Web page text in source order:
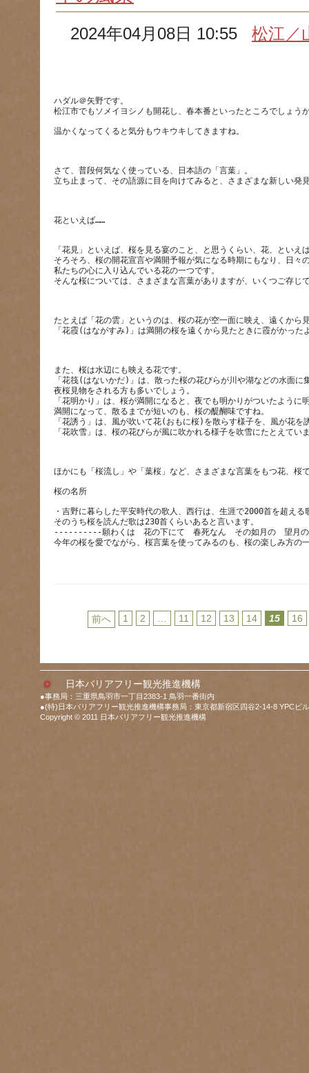
2024年04月08日 10:55松江／
ハダル＠矢野です。
さて、普段何気なく使っている、日本語の「言葉」。
「花見」といえば、桜を見る宴のこと、と思うくらい、花、といえ
そろそろ、桜の開花宣言や満開予報が気になる時期にもなり、日々
私たちの心に入り込んでいる花の一つです。
たとえば「花の雲」というのは、桜の花が空一面に映え、遠くから
また、桜は水辺にも映える花です。
「花筏(はないかだ)」は、散った桜の花びらが川や湖などの水面
夜桜見物をされる方も多いでしょう。
「花明かり」は、桜が満開になると、夜でも明かりがついたよう
満開になって、散るまでが短いのも、桜の醍醐味ですね。
「花誘う」は、風が吹いて花(おもに桜)を散らす様子を、風が花を
ほかにも「桜流し」や「葉桜」など、さまざまな言葉をもつ花、
・吉野に暮らした平安時代の歌人、西行は、生涯で2000首を超える
そのうち桜を読んだ歌は230首くらいあると言います。
----------願わくは　花の下にて　春死なん　その如月の　望
前へ 1 2 11 12 13 14 15 16
日本バリアフリー観光推進機構
●事務局：三重県鳥羽市一丁目2383-1 鳥羽一番街内
●(特)日本バリアフリー観光推進機構事務局：東京都新宿区四谷2-14-8 YPCビ
Copyright © 2011 日本バリアフリー観光推進機構